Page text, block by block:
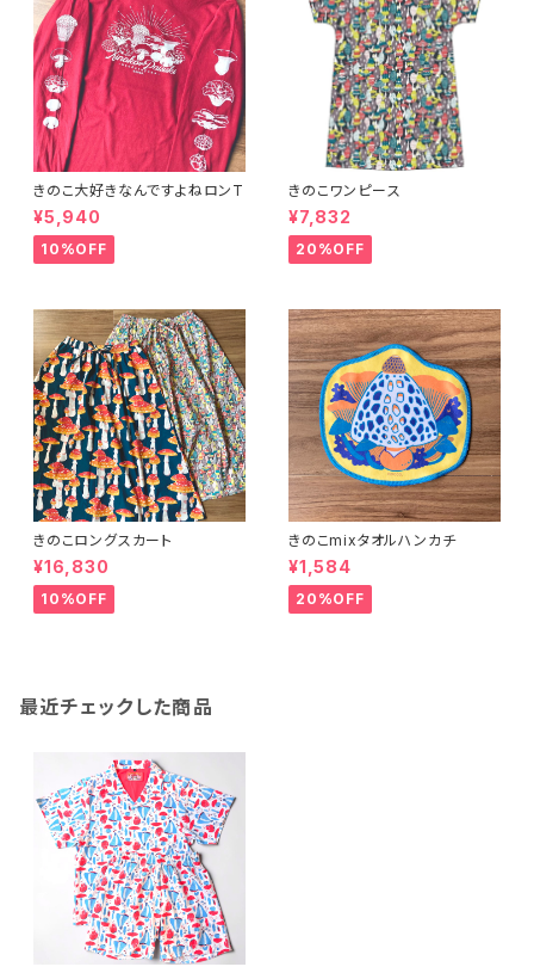
きのこ大好きなんですよねロンT
¥5,940
10%OFF
きのこワンピース
¥7,832
20%OFF
きのこロングスカート
¥16,830
10%OFF
きのこmixタオルハンカチ
¥1,584
20%OFF
最近チェックした商品